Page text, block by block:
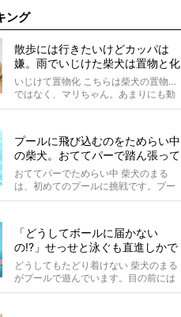
ング
散歩には行きたいけどカッパは
嫌。雨でいじけた柴犬は置物と化
してしまうのだった【動画】
いじけて置物化 こちらは柴犬の置物…
ではなく、マリちゃん。あまりにも動
かないので間違えそうになりますが、
プールに飛び込むのをためらい中
の柴犬。おててパーで踏ん張って
て可愛すぎる【動画】
おててパーでためらい中 柴犬のまる
は、初めてのプールに挑戦です。プー
ルへと続くスロープの途中で立ち止ま
「どうしてボールに届かない
の!?」せっせと泳ぐも直進しかで
きない柴犬が可愛い【動画】
どうしてもたどり着けない 柴犬のまる
がプールで遊んでいます。目の前には
大好きなボールが。 まるは...